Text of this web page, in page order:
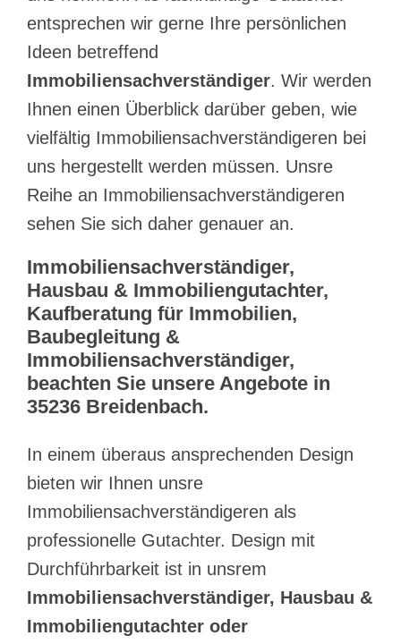
entsprechen wir gerne Ihre persönlichen
Ideen betreffend
Immobiliensachverständiger. Wir werden
Ihnen einen Überblick darüber geben, wie
vielfältig Immobiliensachverständigeren bei
uns hergestellt werden müssen. Unsre
Reihe an Immobiliensachverständigeren
sehen Sie sich daher genauer an.
Immobiliensachverständiger,
Hausbau & Immobiliengutachter,
Kaufberatung für Immobilien,
Baubegleitung &
Immobiliensachverständiger,
beachten Sie unsere Angebote in
35236 Breidenbach.
In einem überaus ansprechenden Design
bieten wir Ihnen unsre
Immobiliensachverständigeren als
professionelle Gutachter. Design mit
Durchführbarkeit ist in unsrem
Immobiliensachverständiger, Hausbau &
Immobiliengutachter oder